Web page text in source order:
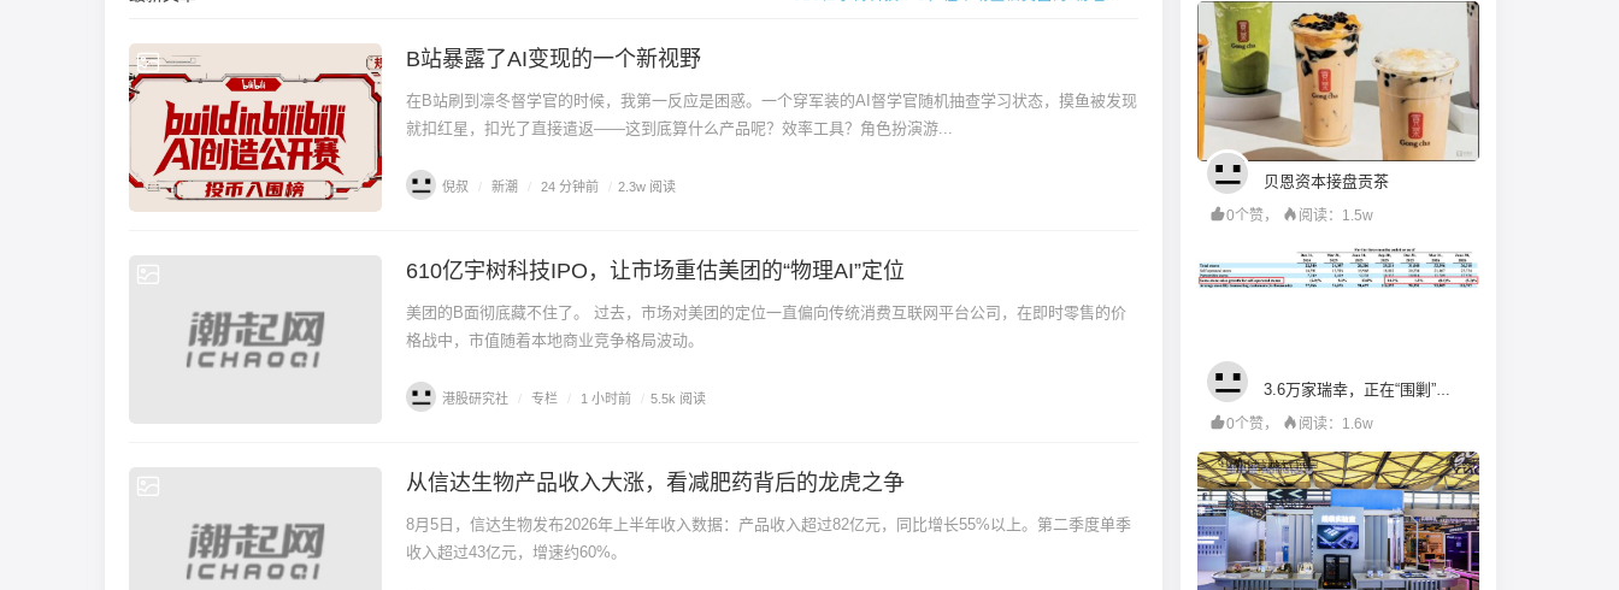
新潮
B站暴露了AI变现的一个新视野
在B站刷到凛冬督学官的时候，我第一反应是困惑。一个穿军装的AI督学官随机抽查学习状态，摸鱼被发现
就扣红星，扣光了直接遣返——这到底算什么产品呢？效率工具？角色扮演游...
倪叔 / 新潮 / 24 分钟前 / 2.3w 阅读
专栏
610亿宇树科技IPO，让市场重估美团的“物理AI”定位
美团的B面彻底藏不住了。 过去，市场对美团的定位一直偏向传统消费互联网平台公司，在即时零售的价
格战中，市值随着本地商业竞争格局波动。
港股研究社 / 专栏 / 1 小时前 / 5.5k 阅读
从信达生物产品收入大涨，看减肥药背后的龙虎之争
8月5日，信达生物发布2026年上半年收入数据：产品收入超过82亿元，同比增长55%以上。第二季度单季
收入超过43亿元，增速约60%。
贝恩资本接盘贡茶
0个赞， 阅读：1.5w
3.6万家瑞幸，正在“围剿”瑞幸
0个赞，
阅读：1.6w